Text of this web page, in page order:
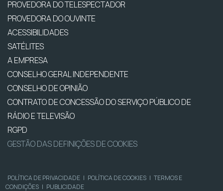
PROVEDORA DO TELESPECTADOR
PROVEDORA DO OUVINTE
ACESSIBILIDADES
SATÉLITES
A EMPRESA
CONSELHO GERAL INDEPENDENTE
CONSELHO DE OPINIÃO
CONTRATO DE CONCESSÃO DO SERVIÇO PÚBLICO DE
RÁDIO E TELEVISÃO
RGPD
GESTÃO DAS DEFINIÇÕES DE COOKIES
POLÍTICA DE PRIVACIDADE | POLÍTICA DE COOKIES | TERMOS E
CONDIÇÕES | PUBLICIDADE